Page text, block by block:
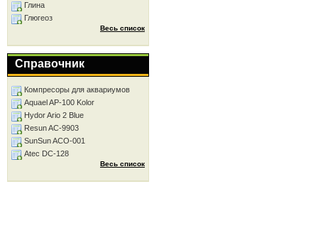
Глина
Глюгеоз
Весь список
Справочник
Компресоры для аквариумов
Aquael AP-100 Kolor
Hydor Ario 2 Blue
Resun AC-9903
SunSun ACO-001
Atec DC-128
Весь список